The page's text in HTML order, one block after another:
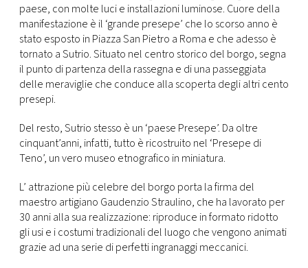
TV
PRINCIPATO
DI
MONACO
CONSIGLIA
paese, con molte luci e installazioni luminose. Cuore della
manifestazione è il ‘grande presepe’ che lo scorso anno è
stato esposto in Piazza San Pietro a Roma e che adesso è
tornato a Sutrio. Situato nel centro storico del borgo, segna
il punto di partenza della rassegna e di una passeggiata
delle meraviglie che conduce alla scoperta degli altri cento
presepi.
Del resto, Sutrio stesso è un ‘paese Presepe’. Da oltre
cinquant’anni, infatti, tutto è ricostruito nel ‘Presepe di
Teno’, un vero museo etnografico in miniatura.
L’ attrazione più celebre del borgo porta la firma del
maestro artigiano Gaudenzio Straulino, che ha lavorato per
30 anni alla sua realizzazione: riproduce in formato ridotto
gli usi e i costumi tradizionali del luogo che vengono animati
grazie ad una serie di perfetti ingranaggi meccanici.